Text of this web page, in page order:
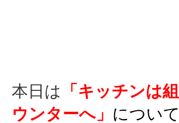
本日は 「キッチンは
ウンターへ」 につい